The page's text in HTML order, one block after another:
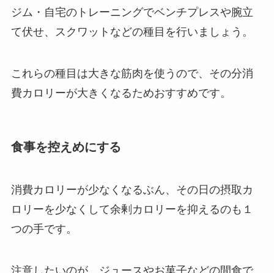
ジム・自宅のトレーニングでベンチプレスや腕立
て伏せ、スクワットなどの種目を行いましょう。
これらの種目は大きな筋肉を使うので、その分消
費カロリーが大きくなるためおすすめです。
食事を控えめにする
消費カロリーが少なくなるぶん、その日の摂取カ
ロリーを少なくして余剰カロリーを抑えるのも１
つの手です。
注意したいのが、ジュースやお菓子などの間食で